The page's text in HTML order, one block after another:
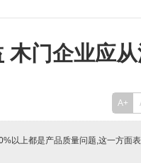
门企业应从
A+
以上都是产品质量问题,这一方面